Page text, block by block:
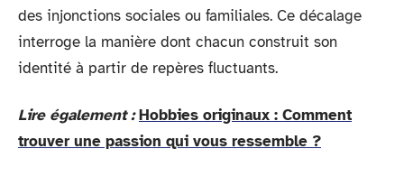
des injonctions sociales ou familiales. Ce décalage
interroge la manière dont chacun construit son
identité à partir de repères fluctuants.
Lire également : Hobbies originaux : Comment
trouver une passion qui vous ressemble ?